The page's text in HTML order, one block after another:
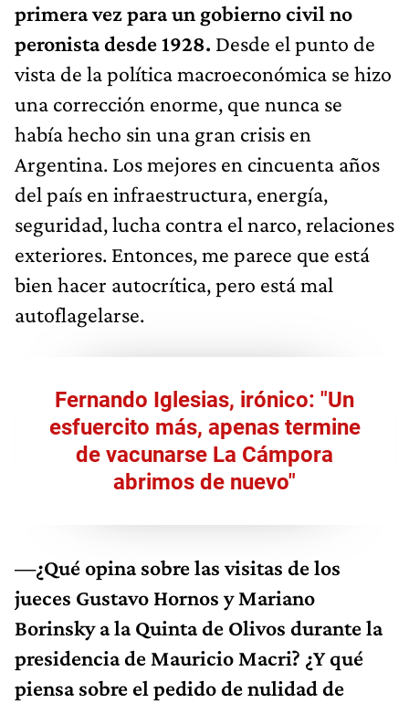
primera vez para un gobierno civil no
peronista desde 1928. Desde el punto de
vista de la política macroeconómica se hizo
una corrección enorme, que nunca se
había hecho sin una gran crisis en
Argentina. Los mejores en cincuenta años
del país en infraestructura, energía,
seguridad, lucha contra el narco, relaciones
exteriores. Entonces, me parece que está
bien hacer autocrítica, pero está mal
autoflagelarse.
Fernando Iglesias, irónico: "Un
esfuercito más, apenas termine
de vacunarse La Cámpora
abrimos de nuevo"
—¿Qué opina sobre las visitas de los
jueces Gustavo Hornos y Mariano
Borinsky a la Quinta de Olivos durante la
presidencia de Mauricio Macri? ¿Y qué
piensa sobre el pedido de nulidad de